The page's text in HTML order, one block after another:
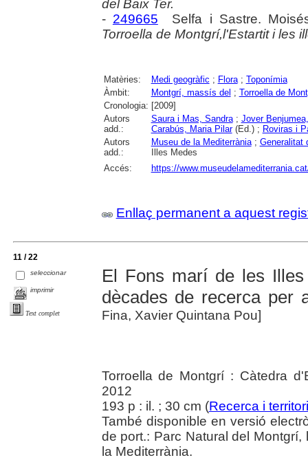
del Baix Ter.
- 249665 Selfa i Sastre.
Torroella de Montgrí,l'Estartit i les
Matèries: Medi geogràfic ; Flora; Toponímia
Àmbit:
Montgrí, massís del ; Torroella de
Cronologia: [2009]
Autors
add.:
Saura i Mas, Sandra; Jover
Carabús, Maria Pilar(Ed.) ; Roviras i
Autors
add.:
Museu de la Mediterrània; Generalitat
Illes Medes
Accés:
https://
Enllaç permanent a aquest
11 / 22
seleccionar
imprimir
Text complet
El Fons marí de les
dècades de recerca per
Fina, Xavier Quintana Pou]
Torroella de Montgrí : Càtedra
2012
193 p : il. ; 30 cm (Recerca i territori
També disponible en versió
de port.: Parc Natural del
la Mediterrània.